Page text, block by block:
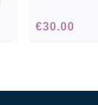
€30.00